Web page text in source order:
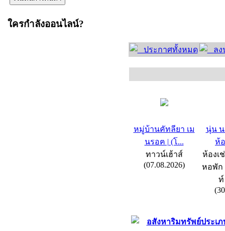
ใครกำลังออนไลน์?
ประกาศทั้งหมด ลง
หมู่บ้านคัทลียา เม
นรอฅ | (โ...
ทาวน์เฮ้าส์
(07.08.2026)
นุ่น
ห้
ห้องเ
หอพัก
ท์
อสังหาริมทรัพย์ประเ